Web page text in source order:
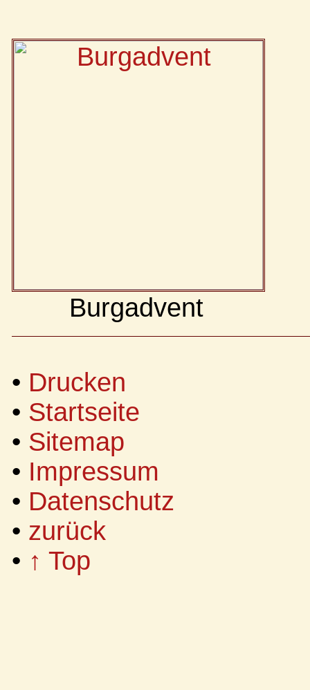
Burgadvent
• Drucken
• Startseite
• Sitemap
• Impressum
• Datenschutz
• zurück
• ↑ Top